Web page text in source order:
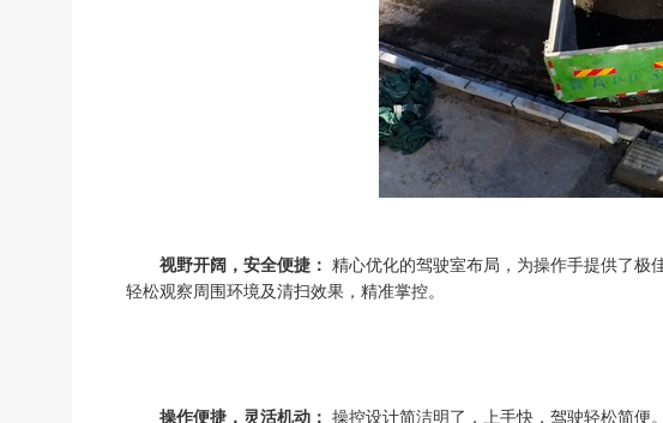
视野开阔，安全便捷：精心优化的驾驶室布局，为操作手提供了极
轻松观察周围环境及清扫效果，精准掌控。
操作便捷，灵活机动： 操控设计简洁明了，上手快，驾驶轻松简便